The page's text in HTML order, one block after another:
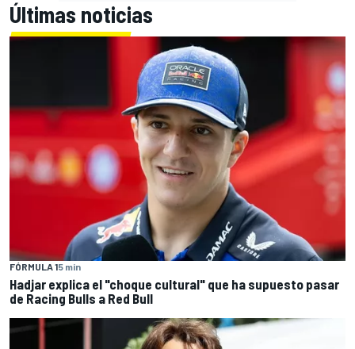
Últimas noticias
FÓRMULA 15 min
Hadjar explica el "choque cultural" que ha supuesto pasar
de Racing Bulls a Red Bull